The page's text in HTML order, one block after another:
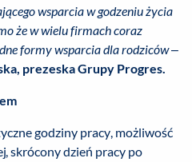
wsparcia w godzeniu życia
że w wielu firmach coraz
formy wsparcia dla rodziców–
prezeska Grupy Progres.
godziny pracy, możliwość
skrócony dzień pracy po